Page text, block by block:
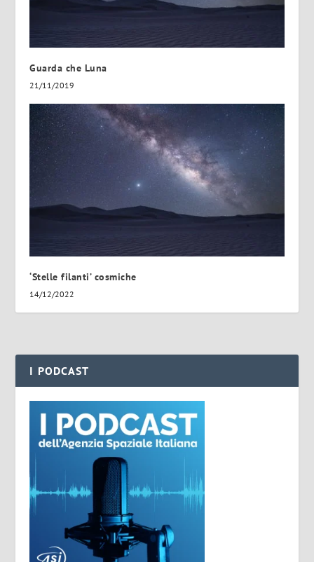
Guarda che Luna
21/11/2019
‘Stelle filanti’ cosmiche
14/12/2022
I PODCAST